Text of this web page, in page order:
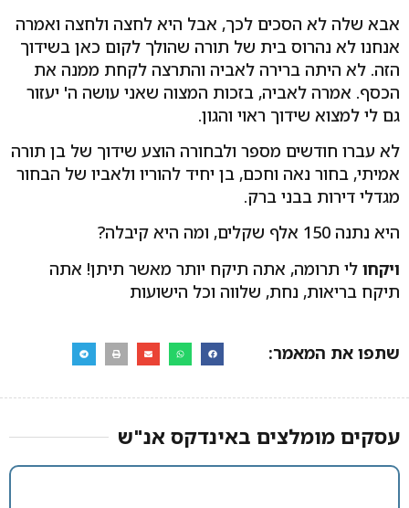
אבא שלה לא הסכים לכך, אבל היא לחצה ולחצה ואמרה
אנחנו לא נהרוס בית של תורה שהולך לקום כאן בשידוך
הזה. לא היתה ברירה לאביה והתרצה לקחת ממנה את
הכסף. אמרה לאביה, בזכות המצוה שאני עושה ה' יעזור
גם לי למצוא שידוך ראוי והגון.
לא עברו חודשים מספר ולבחורה הוצע שידוך של בן תורה
אמיתי, בחור נאה וחכם, בן יחיד להוריו ולאביו של הבחור
מגדלי דירות בבני ברק.
היא נתנה 150 אלף שקלים, ומה היא קיבלה?
ויקחו לי תרומה, אתה תיקח יותר מאשר תיתן! אתה
תיקח בריאות, נחת, שלווה וכל הישועות
שתפו את המאמר:
עסקים מומלצים באינדקס אנ"ש​